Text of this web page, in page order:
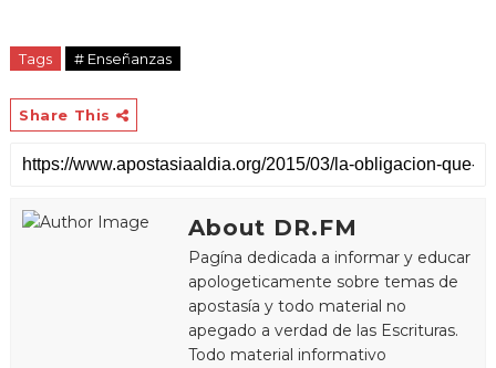
Tags # Enseñanzas
Share This
About DR.FM
Pagína dedicada a informar y educar
apologeticamente sobre temas de
apostasía y todo material no
apegado a verdad de las Escrituras.
Todo material informativo